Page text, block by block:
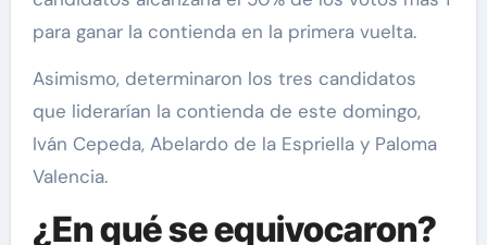
para ganar la contienda en la primera vuelta.
Asimismo, determinaron los tres candidatos
que liderarían la contienda de este domingo,
Iván Cepeda, Abelardo de la Espriella y Paloma
Valencia.
¿En qué se equivocaron?